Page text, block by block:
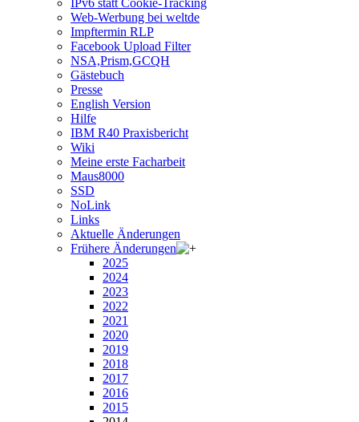
Web-Werbung bei weltde
Impftermin RLP
Facebook Upload Filter
NSA,Prism,GCQH
Gästebuch
Presse
English Version
Hilfe
IBM R40 Praxisbericht
Wiki
Meine erste Facharbeit
Maus8000
SSD
NoLink
Links
Aktuelle Änderungen
Frühere Änderungen
2025
2024
2023
2022
2021
2020
2019
2018
2017
2016
2015